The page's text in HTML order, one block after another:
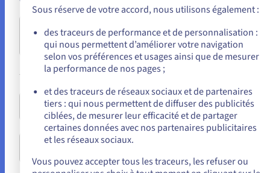
ovh_iploadbalancing, ovh_iploadbalancing_http_farm,
ovh_iploadbalancing_http_farm_server,
ovh_iploadbalancing_http_frontend,
ovh_iploadbalancing_http_route,
ovh_iploadbalancing_http_route_rule,
ovh_iploadbalancing_tcp_farm,
ovh_iploadbalancing_tcp_farm_server,
ovh_iploadbalancing_tcp_frontend,
ovh_iploadbalancing_tcp_route,
ovh_iploadbalancing_tcp_route_rule,
ovh_iploadbalancing_udp_farm,
ovh_iploadbalancing_udp_farm_server,
Allez sur le site États-Unis
us.ovhcloud.com/
Anglais USD - $
ou
Rester sur le site actuel
Sélectionner un autre site web
Sous réserve de votre accord, nous utilisons également :
des traceurs de performance et de personnalisation :
qui nous permettent d’améliorer votre navigation
selon vos préférences et usages ainsi que de mesurer
la performance de nos pages ;
et des traceurs de réseaux sociaux et de partenaires
tiers : qui nous permettent de diffuser des publicités
ciblées, de mesurer leur efficacité et de partager
certaines données avec nos partenaires publicitaires
et les réseaux sociaux.
Vous pouvez accepter tous les traceurs, les refuser ou